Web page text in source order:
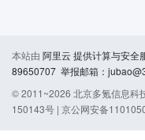
本站由 阿里云 提供计算与安全
89650707 举报邮箱：
© 2011~2026 北京多氪信息科
150143号 | 京公网安备